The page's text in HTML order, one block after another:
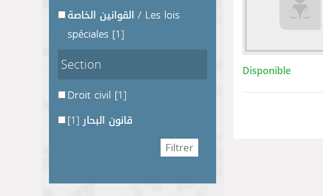
Disponible
القوانين الخاصة / Les lois
spéciales [1]
Section
Droit civil [1]
قانون البحار[1]